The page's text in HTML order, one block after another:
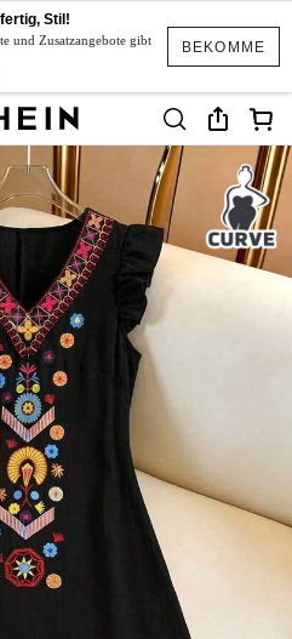
BEKOMME
Stil!
und Zusatzangebote gibt